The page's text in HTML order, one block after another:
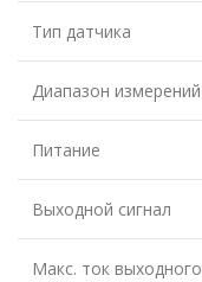
Тип датчика
Диапазон измерений
Питание
Выходной сигнал
Макс. ток выходного